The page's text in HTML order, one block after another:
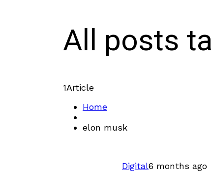
All posts
1Article
Home
elon musk
Digital6 months ago